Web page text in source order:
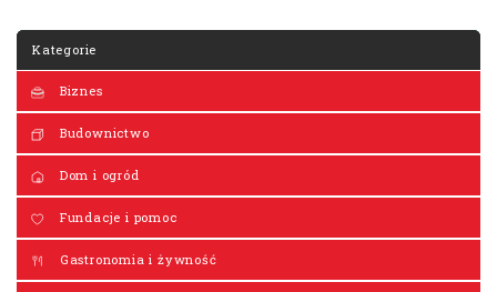
Kategorie
Biznes
Budownictwo
Dom i ogród
Fundacje i pomoc
Gastronomia i żywność